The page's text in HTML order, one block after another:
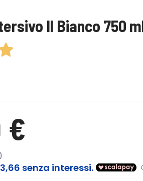
Il Bianco 750
€